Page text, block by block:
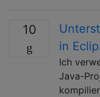
10
in
Ich
Java-